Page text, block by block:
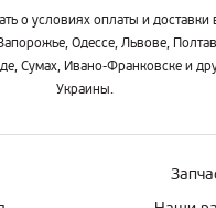
о условиях оплаты и доставки
Одессе, Львове,
Сумах, Ивано-Франковске и
Украины.